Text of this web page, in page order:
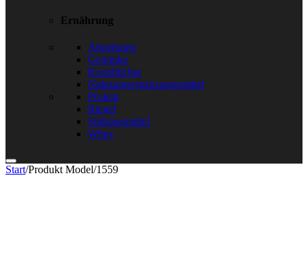
Ernährung
Abnehmen
Getränke
Kochbücher
Nahrungsergänzungsmittel
Protein
Riegel
Süßungsmittel
Whey
Start/Produkt Model/1559